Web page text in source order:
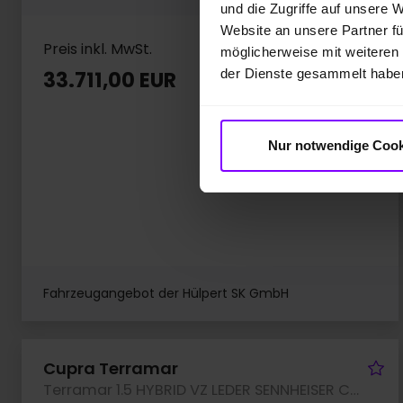
und die Zugriffe auf unsere
Website an unsere Partner
möglicherweise mit
der Dienste gesammelt
Nur notwendige
Preis inkl. MwSt.
33.711,00 EUR
Fahrzeugangebot der Hülpert SK GmbH
Cupra Terramar
Terramar 1.5 HYBRID VZ LEDER SENNHEISER CAM LM19